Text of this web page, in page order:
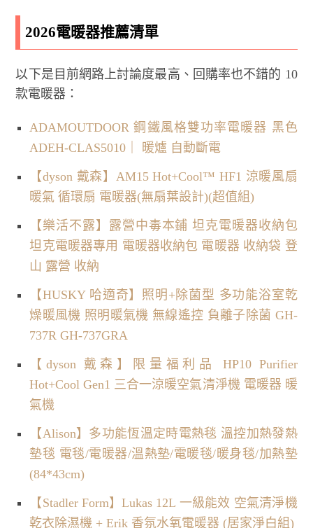
2026電暖器推薦清單
以下是目前網路上討論度最高、回購率也不錯的 10
款電暖器：
ADAMOUTDOOR 鋼鐵風格雙功率電暖器 黑色
ADEH-CLAS5010｜ 暖爐 自動斷電
【dyson 戴森】AM15 Hot+Cool™ HF1 涼暖風扇
暖氣 循環扇 電暖器(無扇葉設計)(超值組)
【樂活不露】露營中毒本鋪 坦克電暖器收納包
坦克電暖器專用 電暖器收納包 電暖器 收納袋 登
山 露營 收納
【HUSKY 哈適奇】照明+除菌型 多功能浴室乾
燥暖風機 照明暖氣機 無線遙控 負離子除菌 GH-
737R GH-737GRA
【dyson 戴森】限量福利品 HP10 Purifier
Hot+Cool Gen1 三合一涼暖空氣清淨機 電暖器 暖
氣機
【Alison】多功能恆溫定時電熱毯 溫控加熱發熱
墊毯 電毯/電暖器/溫熱墊/電暖毯/暖身毯/加熱墊
(84*43cm)
【Stadler Form】Lukas 12L 一級能效 空氣清淨機
乾衣除濕機 + Erik 香氛水氧電暖器 (居家淨白組)